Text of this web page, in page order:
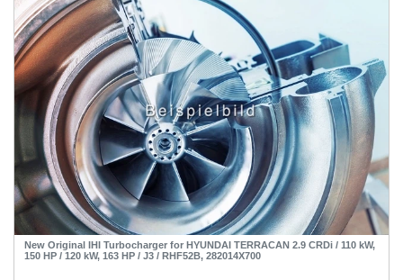
New Original IHI Turbocharger for HYUNDAI TERRACAN 2.9 CRDi / 110 kW,
150 HP / 120 kW, 163 HP / J3 / RHF52B, 282014X700